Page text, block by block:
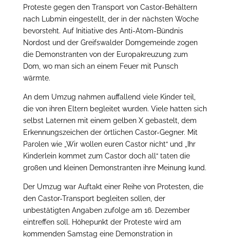
Proteste gegen den Transport von Castor-Behältern
nach Lubmin eingestellt, der in der nächsten Woche
bevorsteht. Auf Initiative des Anti-Atom-Bündnis
Nordost und der Greifswalder Domgemeinde zogen
die Demonstranten von der Europakreuzung zum
Dom, wo man sich an einem Feuer mit Punsch
wärmte.
An dem Umzug nahmen auffallend viele Kinder teil,
die von ihren Eltern begleitet wurden. Viele hatten sich
selbst Laternen mit einem gelben X gebastelt, dem
Erkennungszeichen der örtlichen Castor-Gegner. Mit
Parolen wie „Wir wollen euren Castor nicht“ und „Ihr
Kinderlein kommet zum Castor doch all“ taten die
großen und kleinen Demonstranten ihre Meinung kund.
Der Umzug war Auftakt einer Reihe von Protesten, die
den Castor-Transport begleiten sollen, der
unbestätigten Angaben zufolge am 16. Dezember
eintreffen soll. Höhepunkt der Proteste wird am
kommenden Samstag eine Demonstration in